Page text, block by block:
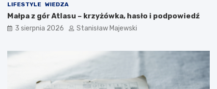
LIFESTYLE WIEDZA
Małpa z gór Atlasu – krzyżówka, hasło i podpowiedź
3 sierpnia 2026 Stanisław Majewski